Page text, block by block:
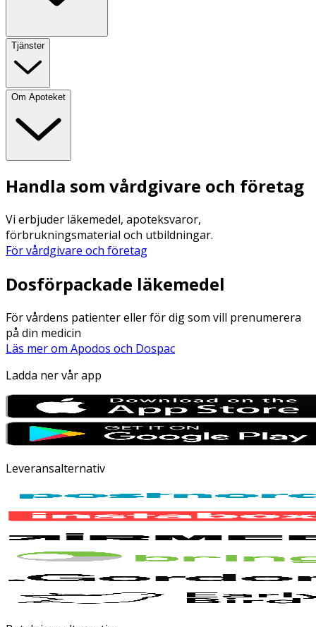
Tjänster
Om Apoteket
Handla som vårdgivare och företag
Vi erbjuder läkemedel, apoteksvaror,
förbrukningsmaterial och utbildningar.
För vårdgivare och företag
Dosförpackade läkemedel
För vårdens patienter eller för dig som vill prenumerera
på din medicin
Läs mer om Apodos och Dospac
Ladda ner vår app
Leveransalternativ